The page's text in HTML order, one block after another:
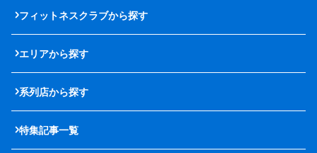
フィットネスクラブから探す
エリアから探す
系列店から探す
特集記事一覧